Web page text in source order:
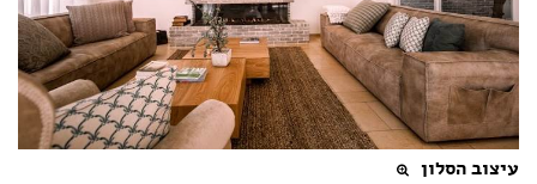
עיצוב הסלון